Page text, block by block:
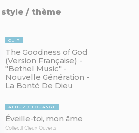
style / thème
CLIP
The Goodness of God
(Version Française) -
"Bethel Music" -
Nouvelle Génération -
La Bonté De Dieu
ALBUM LOUANGE
Éveille-toi, mon âme
Collectif Cieux Ouverts